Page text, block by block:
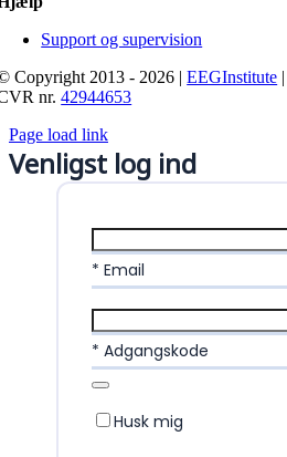
Support og supervision
Copyright 2013 - 2026 |EEGInstitute
nr.42944653
Page load link
Venligst log ind
* Email
* Adgangskode
Husk mig